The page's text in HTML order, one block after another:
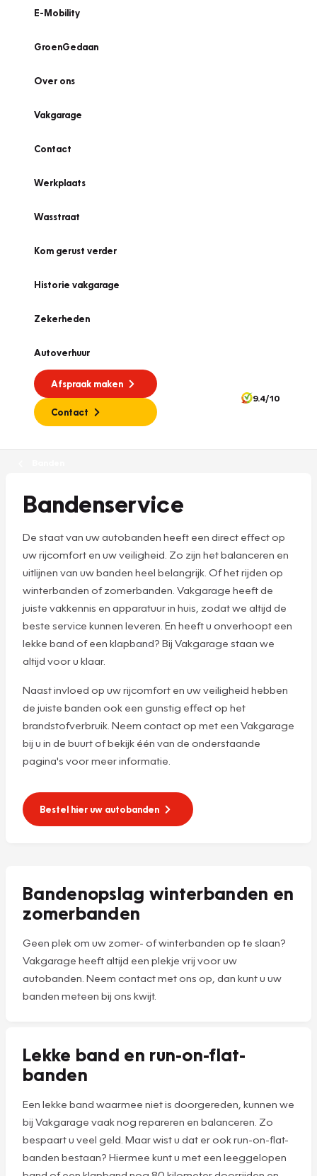
E-Mobility
GroenGedaan
Over ons
Vakgarage
Contact
Werkplaats
Wasstraat
Kom gerust verder
Historie vakgarage
Zekerheden
Autoverhuur
Afspraak maken
Contact
9.4/10
Bandenservice
De staat van uw autobanden heeft een direct effect op
uw rijcomfort en uw veiligheid. Zo zijn het balanceren en
uitlijnen van uw banden heel belangrijk. Of het rijden op
winterbanden of zomerbanden. Vakgarage heeft de
juiste vakkennis en apparatuur in huis, zodat we altijd de
beste service kunnen leveren. En heeft u onverhoopt een
lekke band of een klapband? Bij Vakgarage staan we
altijd voor u klaar.
Naast invloed op uw rijcomfort en uw veiligheid hebben
de juiste banden ook een gunstig effect op het
brandstofverbruik. Neem contact op met een Vakgarage
bij u in de buurt of bekijk één van de onderstaande
pagina's voor meer informatie.
Bestel hier uw autobanden
Bandenopslag winterbanden en
zomerbanden
Geen plek om uw zomer- of winterbanden op te slaan?
Vakgarage heeft altijd een plekje vrij voor uw
autobanden. Neem contact met ons op, dan kunt u uw
banden meteen bij ons kwijt.
Lekke band en run-on-flat-
banden
Een lekke band waarmee niet is doorgereden, kunnen we
bij Vakgarage vaak nog repareren en balanceren. Zo
bespaart u veel geld. Maar wist u dat er ook run-on-flat-
banden bestaan? Hiermee kunt u met een leeggelopen